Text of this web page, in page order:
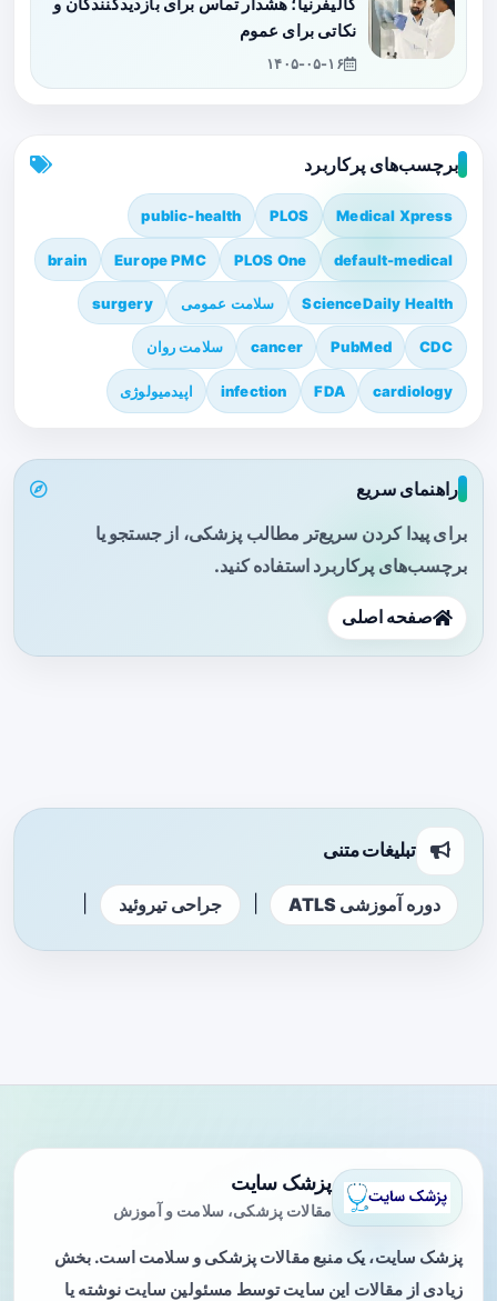
کالیفرنیا؛ هشدار تماس برای بازدیدکنندگان و
نکاتی برای عموم
۱۴۰۵-۰۵-۱۶
برچسب‌های پرکاربرد
Medical Xpress
PLOS
public-health
default-medical
PLOS One
Europe PMC
brain
ScienceDaily Health سلامت عمومی surgery
CDC
PubMed
cancer سلامت روان
cardiology
FDA
infection اپیدمیولوژی
راهنمای سریع
برای پیدا کردن سریع‌تر مطالب پزشکی، از جستجو یا
برچسب‌های پرکاربرد استفاده کنید.
صفحه اصلی
تبلیغات متنی
دوره آموزشی ATLS جراحی تیروئید
پزشک سایت
مقالات پزشکی، سلامت و آموزش
پزشک سایت، یک منبع مقالات پزشکی و سلامت است. بخش
زیادی از مقالات این سایت توسط مسئولین سایت نوشته یا